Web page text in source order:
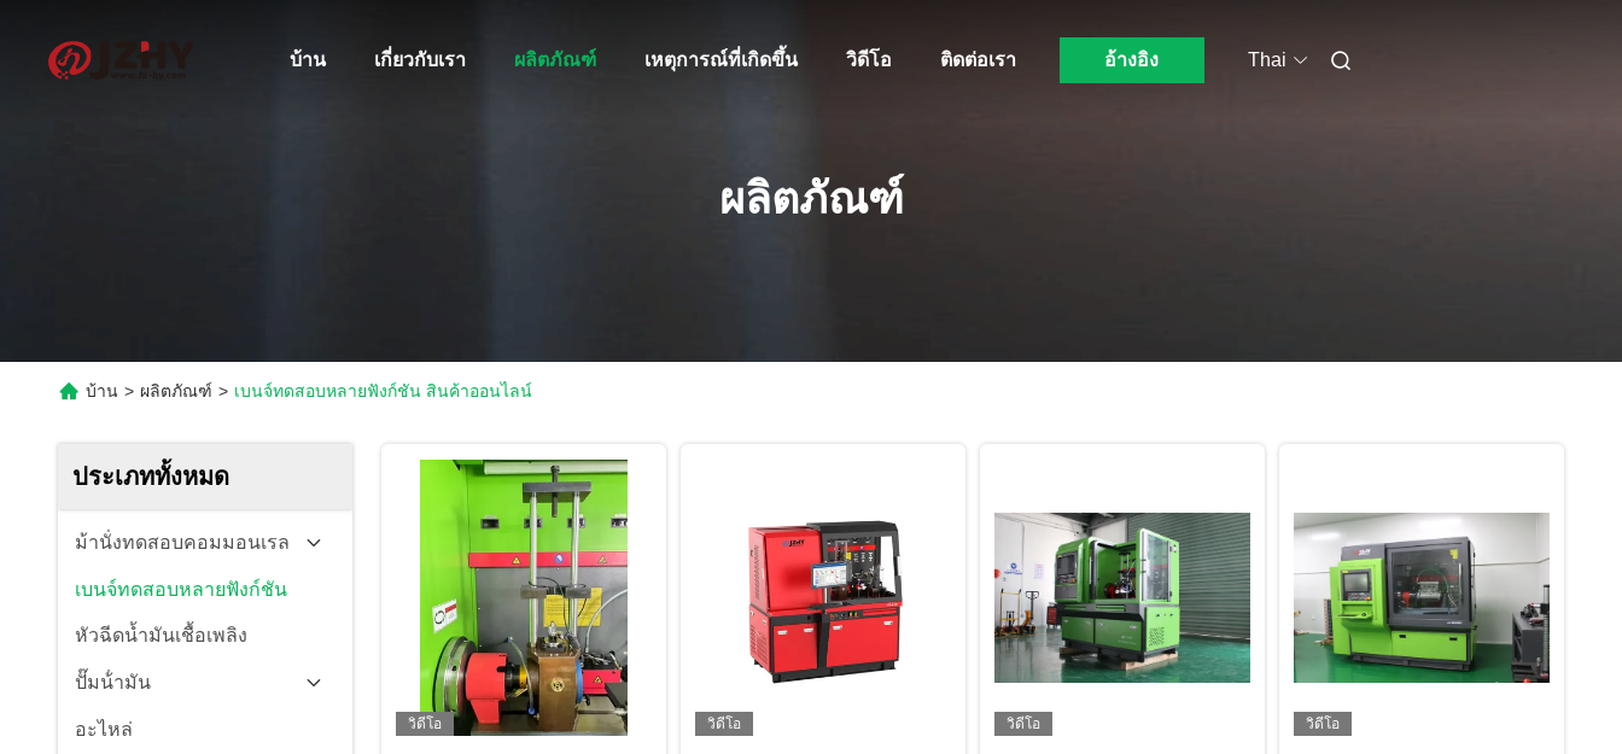
บ้าน เกี่ยวกับเรา ผลิตภัณฑ์ เหตุการณ์ที่เกิดขึ้น วิดีโอ ติดต่อเรา อ้างอิง Thai
ผลิตภัณฑ์
บ้าน > ผลิตภัณฑ์ > เบนจ์ทดสอบหลายฟังก์ชัน สินค้าออนไลน์
ประเภททั้งหมด
ม้านั่งทดสอบคอมมอนเรล
เบนจ์ทดสอบหลายฟังก์ชัน
หัวฉีดน้ำมันเชื้อเพลิง
ปั๊มน้ํามัน
อะไหล่ วิดีโอ วิดีโอ วิดีโอ วิดีโอ